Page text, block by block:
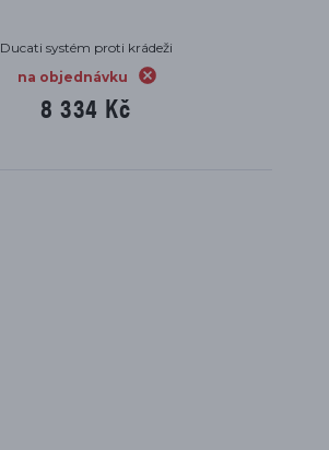
Ducati systém proti krádeži
na objednávku
8 334 Kč